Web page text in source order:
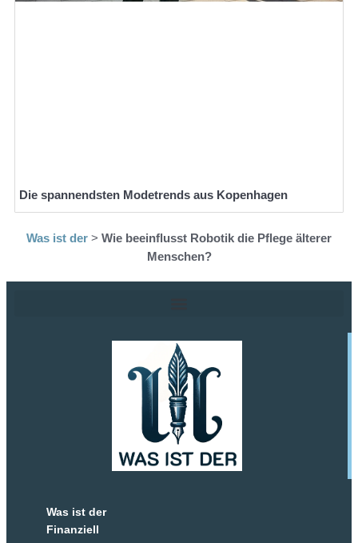
Die spannendsten Modetrends aus Kopenhagen
Was ist der > Wie beeinflusst Robotik die Pflege älterer
Menschen?
Was ist der
Finanziell